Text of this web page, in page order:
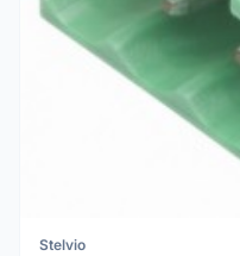
Stelvio